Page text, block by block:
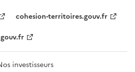
cohesion-territoires.gouv.fr
investisseurs